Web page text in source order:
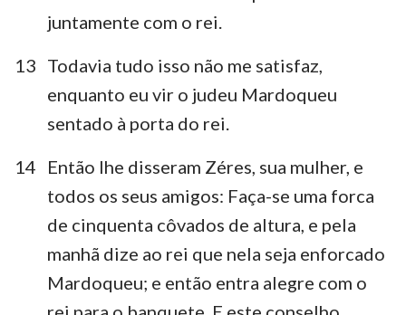
1
juntamente com o rei.
13 Todavia tudo isso não me satisfaz,
enquanto eu vir o judeu Mardoqueu
sentado à porta do rei.
14
Então lhe disseram Zéres, sua mulher, e
todos os seus amigos: Faça-se uma forca
de cinquenta côvados de altura, e pela
manhã dize ao rei que nela seja enforcado
Mardoqueu; e então entra alegre com o